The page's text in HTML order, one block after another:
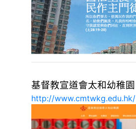
基督教宣道會太和幼稚園
http://www.cmtwkg.edu.hk/